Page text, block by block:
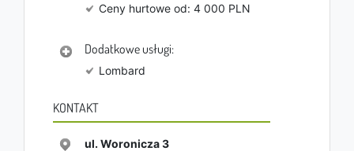
Ceny hurtowe od: 4 000 PLN
Dodatkowe usługi:
Lombard
KONTAKT
ul. Woronicza 3